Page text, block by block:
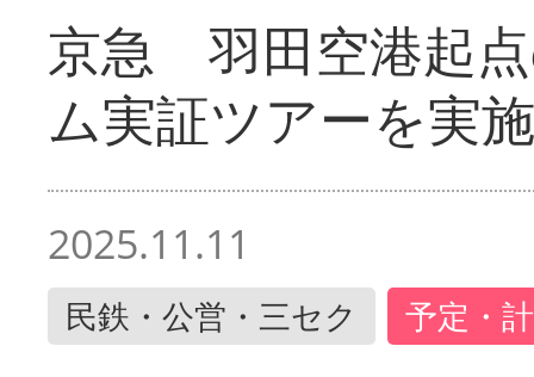
京急 羽田空港起
ム実証ツアーを実施
2025.11.11
民鉄・公営・三セク 予定・